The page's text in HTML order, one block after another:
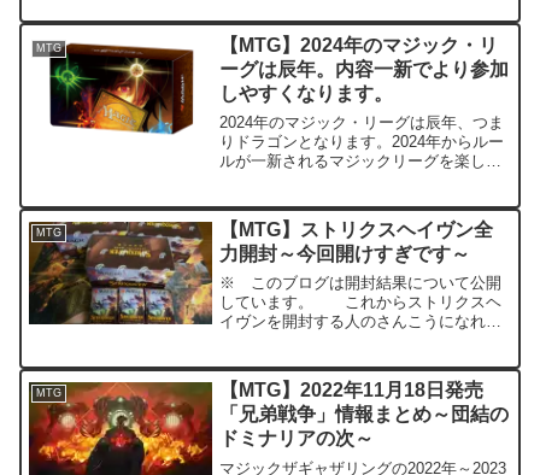
義。ロゼとかあるんだろうなぁ。
MTG
【MTG】2024年のマジック・リ
ーグは辰年。内容一新でより参加
しやすくなります。
2024年のマジック・リーグは辰年、つま
りドラゴンとなります。2024年からルー
ルが一新されるマジックリーグを楽しみ
デッキを用いた簡易的なリミテッドイベ
ントです。最新...
MTG
【MTG】ストリクスヘイヴン全
力開封～今回開けすぎです～
※ このブログは開封結果について公開
しています。 これからストリクスヘ
イヴンを開封する人のさんこうになれば
MTG(Magic The Gathering)の新弾で
す。 日...
MTG
【MTG】2022年11月18日発売
「兄弟戦争」情報まとめ～団結の
ドミナリアの次～
マジックザギャザリングの2022年～2023